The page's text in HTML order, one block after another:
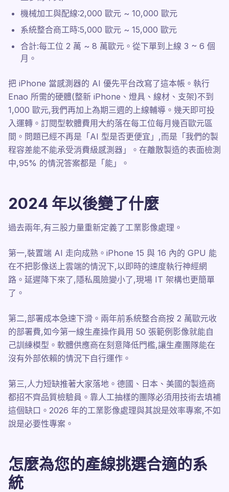
機械加工與配線:2,000 歐元 ~ 10,000 歐元
系統整合商工時:5,000 歐元 ~ 15,000 歐元
合計:每工位 2 萬 ~ 8 萬歐元。從下單到上線 3 ~ 6 個
月。
把 iPhone 當感測器的 AI 優先平台改寫了這本帳。執行
Enao 所需的硬體(整新 iPhone、燈具、線材、支架)不到
1,000 歐元,我們再加上為期三週的上線輔導。幾天即可投
入運轉。訂閱型軟體費用大約落在每工位每月幾百歐元區
間。問題已經不再是「AI 型是否更便宜」,而是「我們的製
程容差能不能承受消費級感測器」。在離散製造的表面檢測
中,95% 的情況答案都是「能」。
2024 年以後變了什麼
過去兩年,有三股力量重新定義了工業影像處理。
第一,裝置端 AI 走向成熟。iPhone 15 與 16 內的 GPU 能
在不把影像送上雲端的情況下,以即時的速度執行神經網
路。延遲降下來了,隱私風險變小了,現場 IT 架構也更簡單
了。
第二,部署成本急速下滑。兩年前系統整合商按 2 萬歐元收
的部署費,如今第一線生產操作員用 50 張範例影像就能自
己訓練模型。軟體供應商在刻意降低門檻,讓生產團隊能在
沒有外部依賴的情況下自行運作。
第三,人力短缺推著大家落地。德國、日本、美國的製造商
都招不齊品質檢驗員。靠人工抽樣的團隊必須用技術去填補
這個缺口。2026 年的工業影像處理與其說是效率專案,不如
說是必要性專案。
怎麼為您的產線挑選合適的系
統